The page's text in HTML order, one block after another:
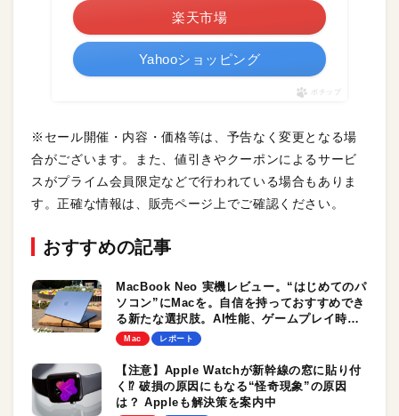
楽天市場
Yahooショッピング
ポチップ
※セール開催・内容・価格等は、予告なく変更となる場
合がございます。また、値引きやクーポンによるサービ
スがプライム会員限定などで行われている場合もありま
す。正確な情報は、販売ページ上でご確認ください。
おすすめの記事
MacBook Neo 実機レビュー。“はじめてのパ
ソコン”にMacを。自信を持っておすすめでき
る新たな選択肢。AI性能、ゲームプレイ時の
パフォーマンスもチェック！
Mac レポート
【注意】Apple Watchが新幹線の窓に貼り付
く⁉︎ 破損の原因にもなる“怪奇現象”の原因
は？ Appleも解決策を案内中